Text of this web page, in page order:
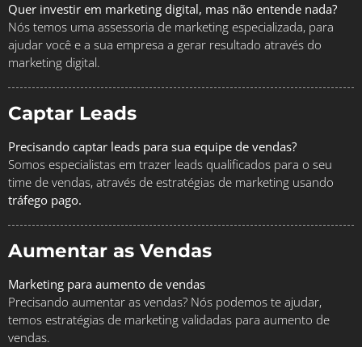
Quer investir em marketing digital, mas não entende nada?
Nós temos uma assessoria de marketing especializada, para
ajudar você e a sua empresa a gerar resultado através do
marketing digital.
Captar Leads
Precisando captar leads para sua equipe de vendas?
Somos especialistas em trazer leads qualificados para o seu
time de vendas, através de estratégias de marketing usando
tráfego pago.
Aumentar as Vendas
Marketing para aumento de vendas
Precisando aumentar as vendas? Nós podemos te ajudar,
temos estratégias de marketing validadas para aumento de
vendas.